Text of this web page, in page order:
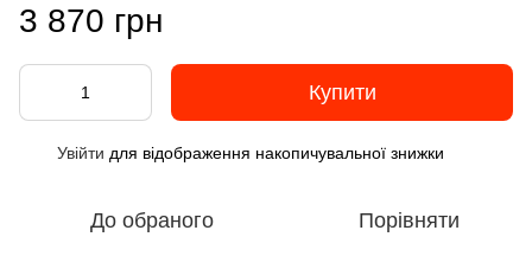
3 870 грн
Купити
Увійти для відображення накопичувальної знижки
До обраного Порівняти